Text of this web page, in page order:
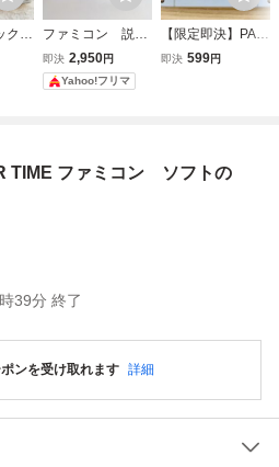
クイ
IN T
ファミコン 説明
書 ピーパータイ
ム
即決 2,950円
Yahoo!フリマ
【限定即決】PAC-
IN-TIME パック イ
り
即決 599円
TIME ファミコン ソフトの
39分 終了
ンを受け取れます 詳細